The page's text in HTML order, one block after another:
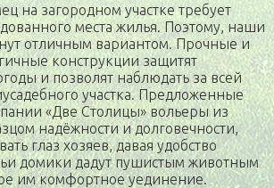
на загородном участке требует
места жилья. Поэтому, наши
отличным вариантом. Прочные и
конструкции защитят
и позволят наблюдать за всей
участка. Предложенные
«Две Столицы» вольеры из
надёжности и долговечности,
глаз хозяев, давая удобство
домики дадут пушистым животным
им комфортное уединение.